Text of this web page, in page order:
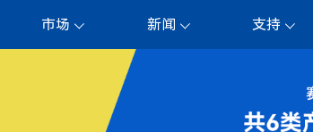
市场 新闻 支持